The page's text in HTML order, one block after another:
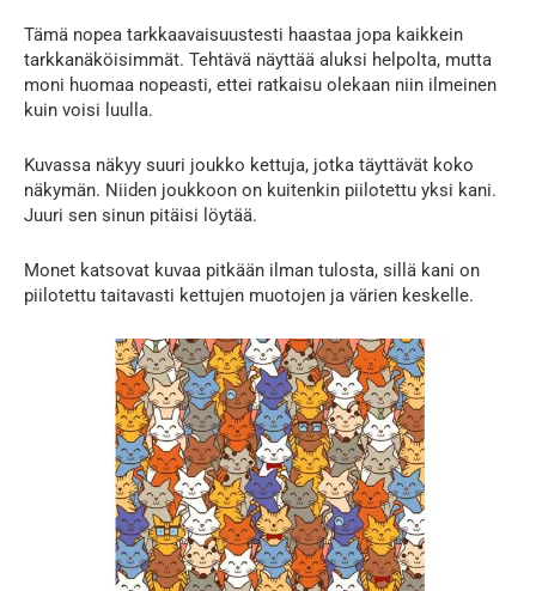
Tämä nopea tarkkaavaisuustesti haastaa jopa kaikkein
tarkkanäköisimmät. Tehtävä näyttää aluksi helpolta, mutta
moni huomaa nopeasti, ettei ratkaisu olekaan niin ilmeinen
kuin voisi luulla.
Kuvassa näkyy suuri joukko kettuja, jotka täyttävät koko
näkymän. Niiden joukkoon on kuitenkin piilotettu yksi kani.
Juuri sen sinun pitäisi löytää.
Monet katsovat kuvaa pitkään ilman tulosta, sillä kani on
piilotettu taitavasti kettujen muotojen ja värien keskelle.